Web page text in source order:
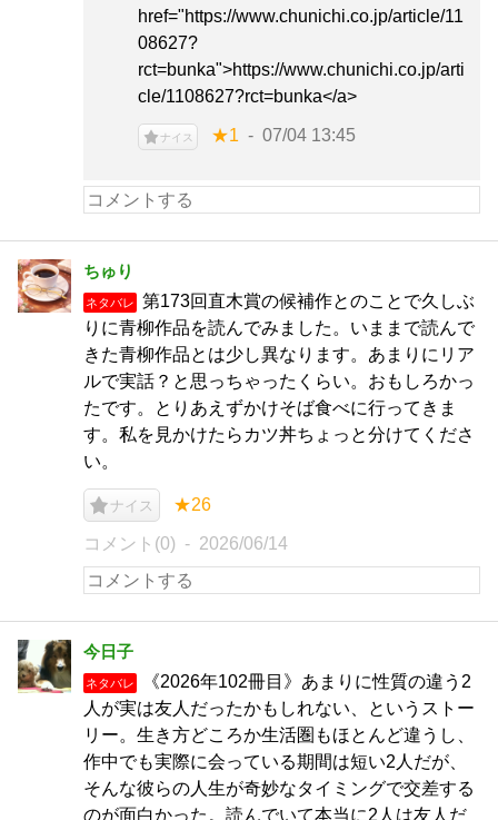
href="https://www.chunichi.co.jp/article/11
08627?
rct=bunka">https://www.chunichi.co.jp/arti
cle/1108627?rct=bunka</a>
ナイス ★1 07/04 13:45
ちゅり
ネタバレ
第173回直木賞の候補作とのことで久しぶ
りに青柳作品を読んでみました。いままで読んで
きた青柳作品とは少し異なります。あまりにリア
ルで実話？と思っちゃったくらい。おもしろかっ
たです。とりあえずかけそば食べに行ってきま
す。私を見かけたらカツ丼ちょっと分けてくださ
い。
ナイス ★26
コメント(0) 2026/06/14
今日子
ネタバレ
《2026年102冊目》あまりに性質の違う2
人が実は友人だったかもしれない、というストー
リー。生き方どころか生活圏もほとんど違うし、
作中でも実際に会っている期間は短い2人だが、
そんな彼らの人生が奇妙なタイミングで交差する
のが面白かった。読んでいて本当に2人は友人だ